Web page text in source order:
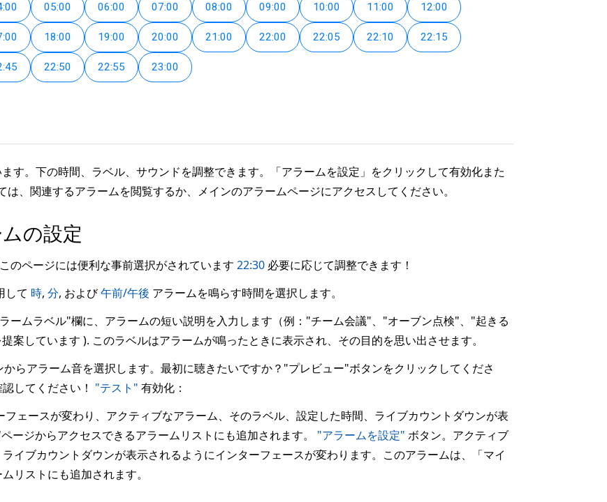
05:00 06:00 07:00 08:00 09:00 10:00 11:00 12:00
18:00 19:00 20:00 21:00 22:00 22:05 22:10 22:15
22:50 22:55 23:00
す。下の時間、ラベル、サウンドを調整できます。「アラームを設定」をクリックして有効化また
、関連するアラームを閲覧するか、メインのアラームページにアクセスしてください。
の設定
のページには便利な事前選択がされています 22:30 必要に応じて調整できます！
して 時, 分, および午前/午後 アラームを鳴らす時間を選択します。
ームラベル"欄に、アラームの短い説明を入力します（例："チーム会議"、"オーブン点検"、"起きる
案しています ). このラベルはアラームが鳴ったときに表示され、その目的を思い出させます。
らアラーム音を選択します。最初に聴きたいですか？"プレビュー"ボタンをクリックしてくださ
してください！ "テスト" 有効化：
フェースが変わり、アクティブなアラーム、そのラベル、設定した時間、ライブカウントダウンが表
ージからアクセスできるアラームリストにも追加されます。 "アラームを設定" ボタン。アクティブ
イブカウントダウンが表示されるようにインターフェースが変わります。このアラームは、「マイ
リストにも追加されます。